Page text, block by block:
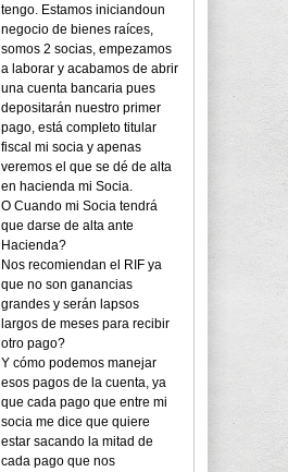
tengo. Estamos iniciandoun
negocio de bienes raíces,
somos 2 socias, empezamos
a laborar y acabamos de abrir
una cuenta bancaria pues
depositarán nuestro primer
pago, está completo titular
fiscal mi socia y apenas
veremos el que se dé de alta
en hacienda mi Socia.
O Cuando mi Socia tendrá
que darse de alta ante
Hacienda?
Nos recomiendan el RIF ya
que no son ganancias
grandes y serán lapsos
largos de meses para recibir
otro pago?
Y cómo podemos manejar
esos pagos de la cuenta, ya
que cada pago que entre mi
socia me dice que quiere
estar sacando la mitad de
cada pago que nos